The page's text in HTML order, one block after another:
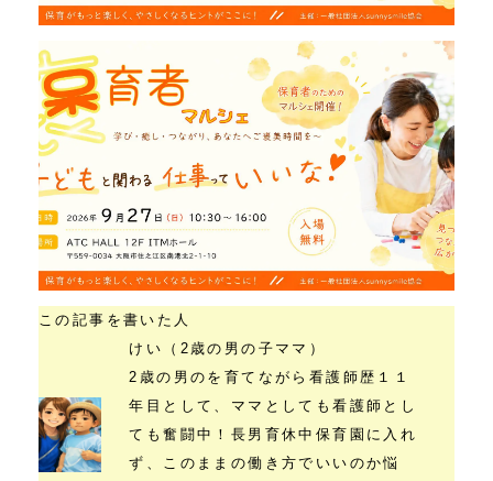
この記事を書いた人
けい（2歳の男の子ママ）
2歳の男のを育てながら看護師歴１１
年目として、ママとしても看護師とし
ても奮闘中！長男育休中保育園に入れ
ず、このままの働き方でいいのか悩